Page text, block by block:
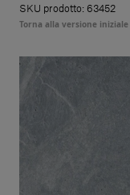
SKU prodotto: 63452
Torna alla versione iniziale